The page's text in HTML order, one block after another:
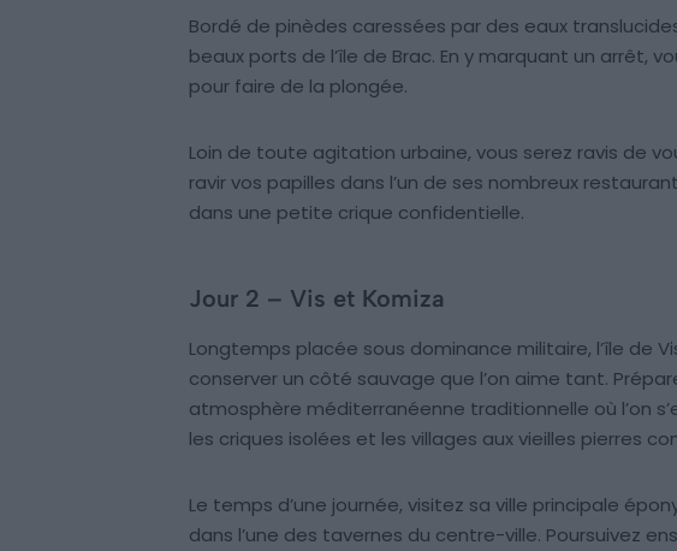
Bordé de pinèdes caressées par des eaux
beaux ports de l’île de Brac. En y marquant un arrêt,
pour faire de la plongée.
Loin de toute agitation urbaine, vous serez ravis de
ravir vos papilles dans l’un de ses nombreux
dans une petite crique confidentielle.
Jour 2 – Vis et Komiza
Longtemps placée sous dominance militaire, l’île de
conserver un côté sauvage que l’on aime tant.
atmosphère méditerranéenne traditionnelle où l’on
les criques isolées et les villages aux vieilles pierres
Le temps d’une journée, visitez sa ville principale
dans l’une des tavernes du centre-ville. Poursuivez